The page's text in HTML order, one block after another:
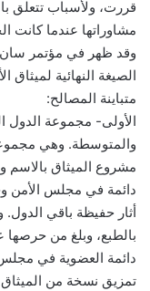
قررت، ولأسباب تتعلق
مشاوراتها عندما كانت
وقد ظهر في مؤتمر سان
الصيغة النهائية
متباينة المصالح:
الأولى- مجموعة الدول
والمتوسطة. وهي
مشروع الميثاق بالاسم
دائمة في مجلس الأمن
أثار حفيظة باقي
بالطبع، وبلغ من حرصها
دائمة العضوية في مجلس
تمزيق نسخة من